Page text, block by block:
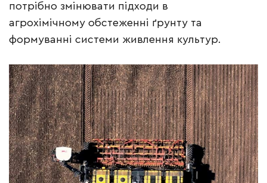
потрібно змінювати підходи в
агрохімічному обстеженні ґрунту та
формуванні системи живлення культур.